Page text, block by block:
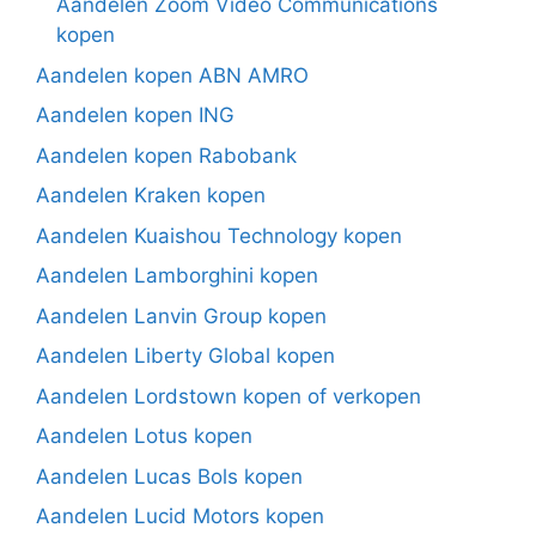
Aandelen Zoom Video Communications
kopen
Aandelen kopen ABN AMRO
Aandelen kopen ING
Aandelen kopen Rabobank
Aandelen Kraken kopen
Aandelen Kuaishou Technology kopen
Aandelen Lamborghini kopen
Aandelen Lanvin Group kopen
Aandelen Liberty Global kopen
Aandelen Lordstown kopen of verkopen
Aandelen Lotus kopen
Aandelen Lucas Bols kopen
Aandelen Lucid Motors kopen